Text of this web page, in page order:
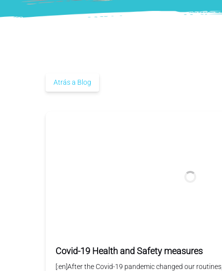
Atrás a Blog
Covid-19 Health and Safety measures
[:en]After the Covid-19 pandemic changed our